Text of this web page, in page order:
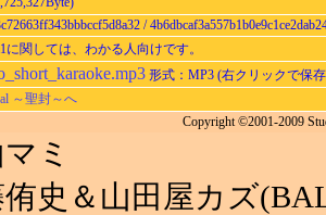
/
に関しては、わかる人向けです。
形式：MP3 (右クリックで保
～聖封～へ
Copyright ©2001-2009
ミ
史＆山田屋カズ